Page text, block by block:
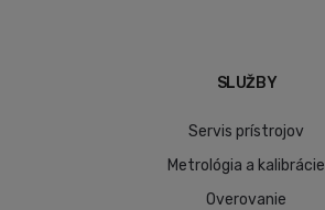
SLUŽBY
Servis prístrojov
Metrológia a kalibrácie
Overovanie